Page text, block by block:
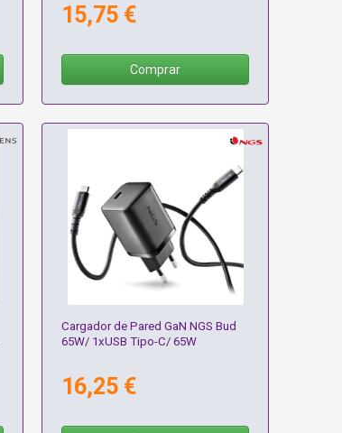
15,75 €
Comprar
Cargador de Pared GaN NGS Bud
65W/ 1xUSB Tipo-C/ 65W
16,25 €